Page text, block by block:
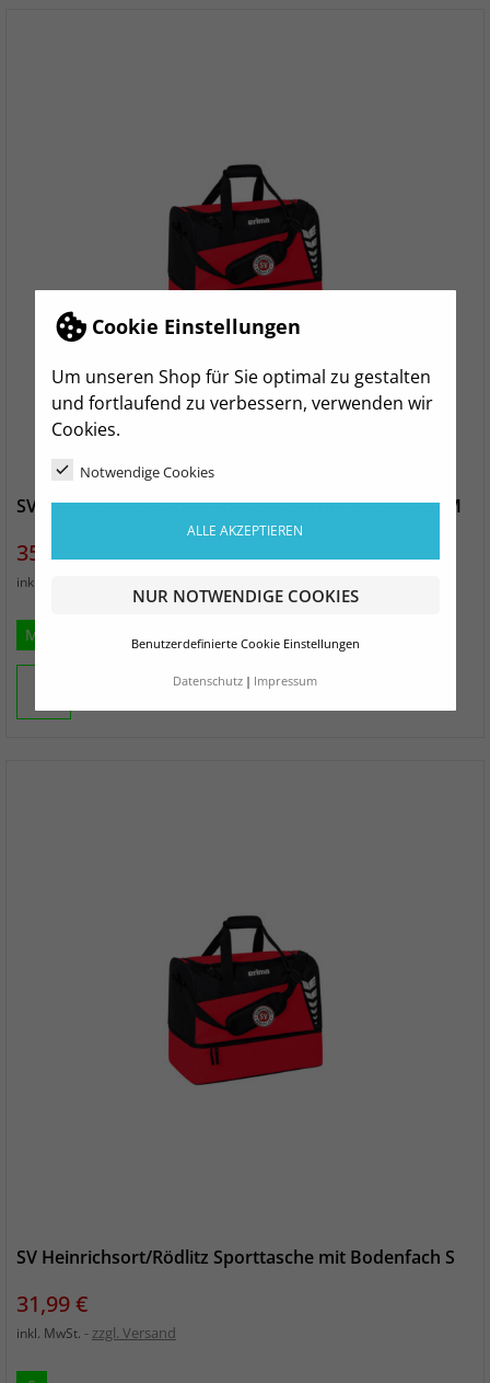
Cookie Einstellungen
Um unseren Shop für Sie optimal zu gestalten
und fortlaufend zu verbessern, verwenden wir
Cookies.
Notwendige Cookies
ALLE AKZEPTIEREN
NUR NOTWENDIGE COOKIES
Benutzerdefinierte Cookie Einstellungen
Datenschutz Impressum
SV Heinrichsort/Rödlitz Sporttasche mit Bodenfach M
Preis
35,99 €
inkl. MwSt.
M
SV Heinrichsort/Rödlitz Sporttasche mit Bodenfach S
Preis
31,99 €
inkl. MwSt. zzgl. Versand